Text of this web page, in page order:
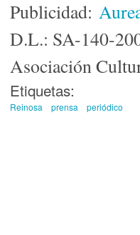
Publicidad:
D.L.: SA-140-
Asociación
Etiquetas:
Reinosa prensa periódico